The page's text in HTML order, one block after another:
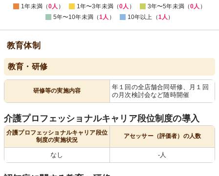
1年未満（0人 ） 1年〜3年未満（0人 ） 3年〜5年未満（0人 ）
5年〜10年未満（1人 ） 10年以上（1人 ）
教育体制
教育・研修
研修等の実施内容
年１回の全店舗合同研修、月１回
の月次検討会など随時開催
介護プロフェッショナルキャリア段位制度の導入
介護プロフェッショナルキャリア段位
制度の実施状況
アセッサー（評価者）の人数
なし -人